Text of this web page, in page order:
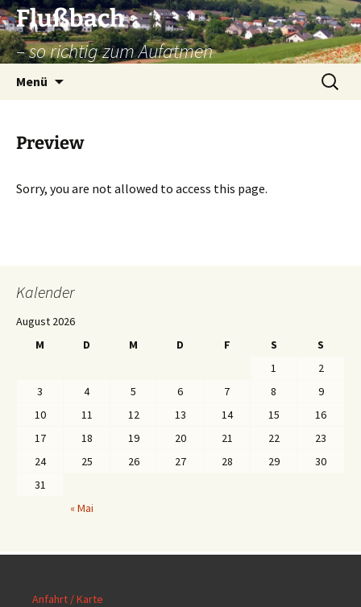
Zum
Inhalt
springen
Flußbach
– so richtig zum Aufatmen
Menü
Suche
nach:
Preview
Sorry, you are not allowed to access this page.
Kalender
August 2026
M
D M D F S
S
1
2
3
4 5 6 7 8
9
10
11 12 13 14 15
16
17
18 19 20 21 22
23
24
25 26 27 28 29
30
31
« Mai
Anfahrt / Karte